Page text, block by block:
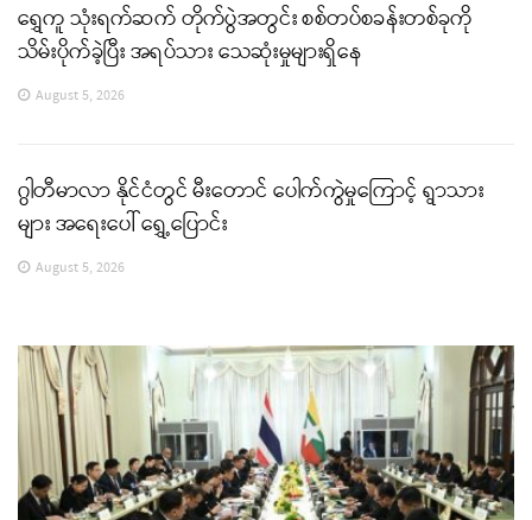
ရွှေကူ သုံးရက်ဆက် တိုက်ပွဲအတွင်း စစ်တပ်စခန်းတစ်ခုကို
သိမ်းပိုက်ခဲ့ပြီး အရပ်သား သေဆုံးမှုများရှိနေ
August 5, 2026
ဂွါတီမာလာ နိုင်ငံတွင် မီးတောင် ပေါက်ကွဲမှုကြောင့် ရွာသား
များ အရေးပေါ် ရွှေ့ပြောင်း
August 5, 2026